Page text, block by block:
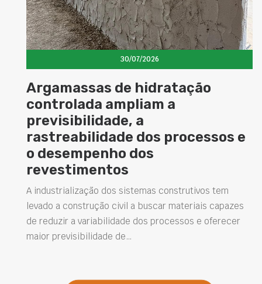
de hidratação
a
a
dos processos e
dos
sistemas construtivos tem
civil a buscar materiais capazes
dos processos e oferecer
de…
Cimento
magnéticas
superfícies
novos materiais
está o cimento com…